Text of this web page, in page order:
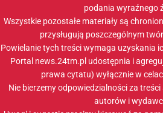
podania wyraźnego
Wszystkie pozostałe materiały są
przysługują poszczególnym
Powielanie tych treści wymaga uzyskania
Portal news.24tm.pl udostępnia i
prawa cytatu) wyłącznie w
Nie bierzemy odpowiedzialności za
autorów i